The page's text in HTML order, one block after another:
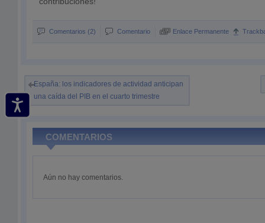
Comentarios (2) Comentario Enlace Permanente
España: los indicadores de actividad anticipan
una caída del PIB en el cuarto trimestre
COMENTARIOS
Aún no hay comentarios.